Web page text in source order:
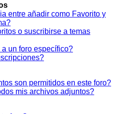
entre añadir como Favorito y
o suscribirse a temas
un foro específico?
son permitidos en este foro?
mis archivos adjuntos?